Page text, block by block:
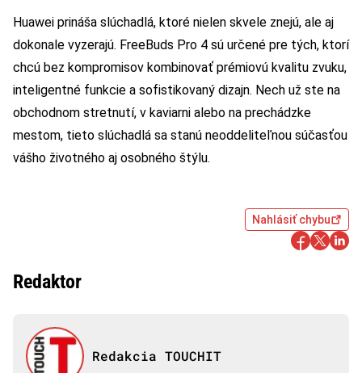
Huawei prináša slúchadlá, ktoré nielen skvele znejú, ale aj
dokonale vyzerajú. FreeBuds Pro 4 sú určené pre tých, ktorí
chcú bez kompromisov kombinovať prémiovú kvalitu zvuku,
inteligentné funkcie a sofistikovaný dizajn. Nech už ste na
obchodnom stretnutí, v kaviarni alebo na prechádzke
mestom, tieto slúchadlá sa stanú neoddeliteľnou súčasťou
vášho životného aj osobného štýlu.
Nahlásiť chybu
Redaktor
Redakcia TOUCHIT